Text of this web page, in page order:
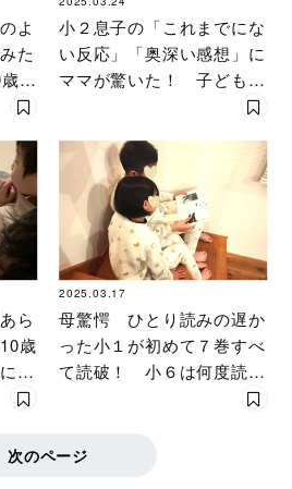
よ
た
男
小２息子の「これまでにな
い反応」「奥深い感想」に
ママが驚いた！ 子どもの
「心の成長」を感じた『あ
ら
歳
ト
も
2025.03.17
母驚愕 ひとり読みの遅か
った小１が初めて７巻すべ
て読破！ 小６は何度読み
返しても夢中になる「あら
次のページ